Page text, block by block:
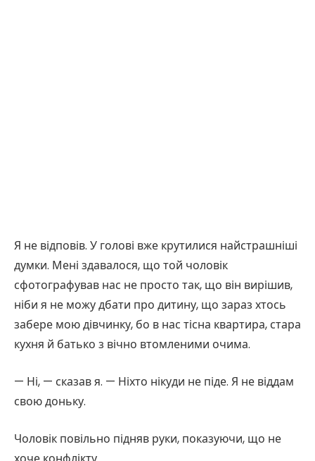
Я не відповів. У голові вже крутилися найстрашніші
думки. Мені здавалося, що той чоловік
сфотографував нас не просто так, що він вирішив,
ніби я не можу дбати про дитину, що зараз хтось
забере мою дівчинку, бо в нас тісна квартира, стара
кухня й батько з вічно втомленими очима.
— Ні, — сказав я. — Ніхто нікуди не піде. Я не віддам
свою доньку.
Чоловік повільно підняв руки, показуючи, що не